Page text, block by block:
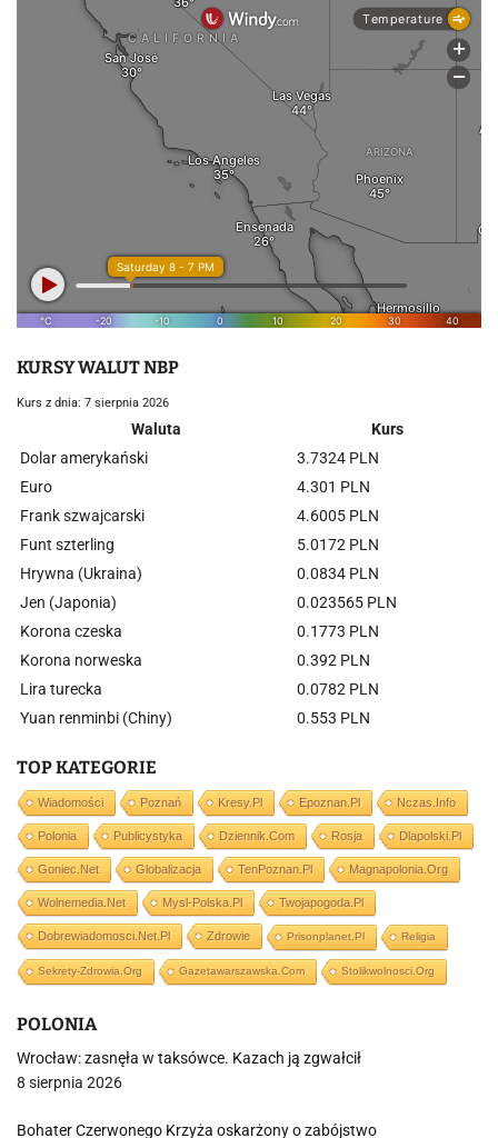
KURSY WALUT NBP
Kurs z dnia: 7 sierpnia 2026
Waluta
Kurs
Dolar amerykański
3.7324 PLN
Euro
4.301 PLN
Frank szwajcarski
4.6005 PLN
Funt szterling
5.0172 PLN
Hrywna (Ukraina)
0.0834 PLN
Jen (Japonia)
0.023565 PLN
Korona czeska
0.1773 PLN
Korona norweska
0.392 PLN
Lira turecka
0.0782 PLN
Yuan renminbi (Chiny)
0.553 PLN
TOP KATEGORIE
Wiadomości Poznań Kresy.pl Epoznan.pl Nczas.info
Polonia Publicystyka Dziennik.com Rosja Dlapolski.pl
Goniec.net Globalizacja TenPoznan.pl Magnapolonia.org
Wolnemedia.net Mysl-Polska.pl Twojapogoda.pl
Dobrewiadomosci.net.pl Zdrowie Prisonplanet.pl Religia
Sekrety-Zdrowia.org Gazetawarszawska.com Stolikwolnosci.org
POLONIA
Wrocław: zasnęła w taksówce. Kazach ją zgwałcił
8 sierpnia 2026
Bohater Czerwonego Krzyża oskarżony o zabójstwo